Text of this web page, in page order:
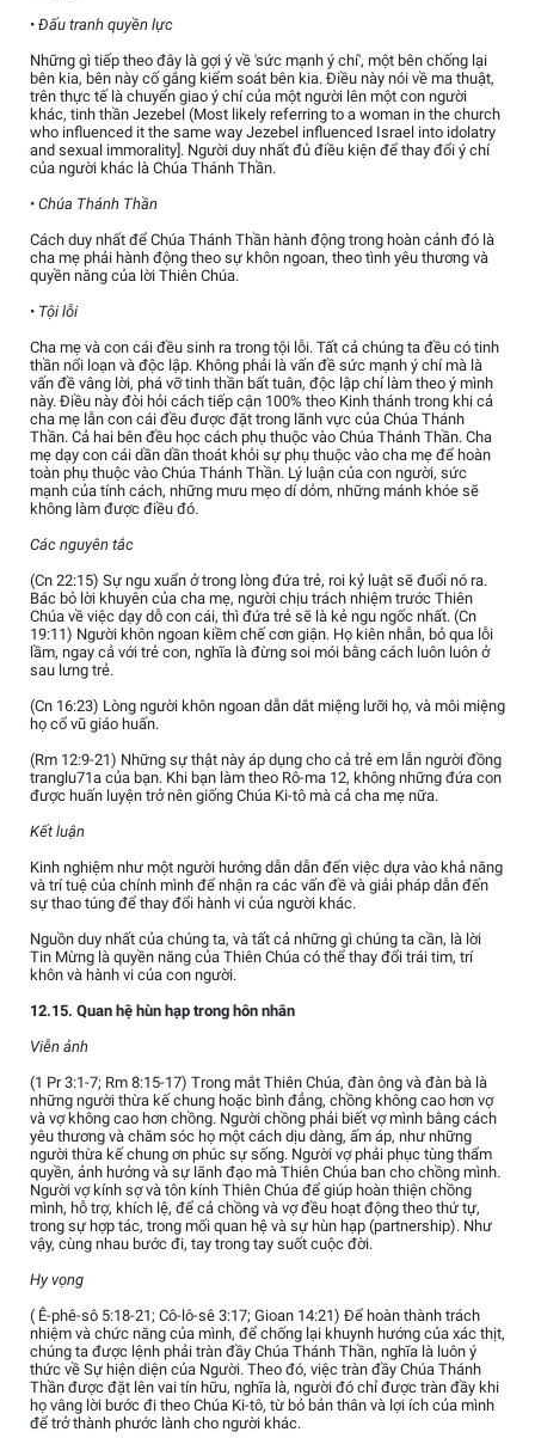
• Đấu tranh quyền lực
Những gì tiếp theo đây là gợi ý về 'sức mạnh ý chí', một bên chống lại
bên kia, bên này cố gắng kiểm soát bên kia. Điều này nói về ma thuật,
trên thực tế là chuyển giao ý chí của một người lên một con người
khác, tinh thần Jezebel (Most likely referring to a woman in the church
who influenced it the same way Jezebel influenced Israel into idolatry
and sexual immorality]. Người duy nhất đủ điều kiện để thay đổi ý chí
của người khác là Chúa Thánh Thần.
• Chúa Thánh Thần
Cách duy nhất để Chúa Thánh Thần hành động trong hoàn cảnh đó là
cha mẹ phải hành động theo sự khôn ngoan, theo tình yêu thương và
quyền năng của lời Thiên Chúa.
• Tội lỗi
Cha mẹ và con cái đều sinh ra trong tội lỗi. Tất cả chúng ta đều có tinh
thần nổi loạn và độc lập. Không phải là vấn đề sức mạnh ý chí mà là
vấn đề vâng lời, phá vỡ tinh thần bất tuân, độc lập chỉ làm theo ý mình
này. Điều này đòi hỏi cách tiếp cận 100% theo Kinh thánh trong khi cả
cha mẹ lẫn con cái đều được đặt trong lãnh vực của Chúa Thánh
Thần. Cả hai bên đều học cách phụ thuộc vào Chúa Thánh Thần. Cha
mẹ dạy con cái dần dần thoát khỏi sự phụ thuộc vào cha mẹ để hoàn
toàn phụ thuộc vào Chúa Thánh Thần. Lý luận của con người, sức
mạnh của tính cách, những mưu mẹo dí dỏm, những mánh khóe sẽ
không làm được điều đó.
Các nguyên tắc
(Cn 22:15) Sự ngu xuẩn ở trong lòng đứa trẻ, roi kỷ luật sẽ đuổi nó ra.
Bác bỏ lời khuyên của cha mẹ, người chịu trách nhiệm trước Thiên
Chúa về việc dạy dỗ con cái, thì đứa trẻ sẽ là kẻ ngu ngốc nhất. (Cn
19:11) Người khôn ngoan kiềm chế cơn giận. Họ kiên nhẫn, bỏ qua lỗi
lầm, ngay cả với trẻ con, nghĩa là đừng soi mói bằng cách luôn luôn ở
sau lưng trẻ.
(Cn 16:23) Lòng người khôn ngoan dẫn dắt miệng lưỡi họ, và môi miệng
họ cổ vũ giáo huấn.
(Rm 12:9-21) Những sự thật này áp dụng cho cả trẻ em lẫn người đồng
tranglu71a của bạn. Khi bạn làm theo Rô-ma 12, không những đứa con
được huấn luyện trở nên giống Chúa Ki-tô mà cả cha mẹ nữa.
Kết luận
Kinh nghiệm như một người hướng dẫn dẫn đến việc dựa vào khả năng
và trí tuệ của chính mình để nhận ra các vấn đề và giải pháp dẫn đến
sự thao túng để thay đổi hành vi của người khác.
Nguồn duy nhất của chúng ta, và tất cả những gì chúng ta cần, là lời
Tin Mừng là quyền năng của Thiên Chúa có thể thay đổi trái tim, trí
khôn và hành vi của con người.
12.15. Quan hệ hùn hạp trong hôn nhân
Viễn ảnh
(1 Pr 3:1-7; Rm 8:15-17) Trong mắt Thiên Chúa, đàn ông và đàn bà là
những người thừa kế chung hoặc bình đẳng, chồng không cao hơn vợ
và vợ không cao hơn chồng. Người chồng phải biết vợ mình bằng cách
yêu thương và chăm sóc họ một cách dịu dàng, ấm áp, như những
người thừa kế chung ơn phúc sự sống. Người vợ phải phục tùng thẩm
quyền, ảnh hưởng và sự lãnh đạo mà Thiên Chúa ban cho chồng mình.
Người vợ kính sợ và tôn kính Thiên Chúa để giúp hoàn thiện chồng
mình, hỗ trợ, khích lệ, để cả chồng và vợ đều hoạt động theo thứ tự,
trong sự hợp tác, trong mối quan hệ và sự hùn hạp (partnership). Như
vậy, cùng nhau bước đi, tay trong tay suốt cuộc đời.
Hy vọng
( Ê-phê-sô 5:18-21; Cô-lô-sê 3:17; Gioan 14:21) Để hoàn thành trách
nhiệm và chức năng của mình, để chống lại khuynh hướng của xác thịt,
chúng ta được lệnh phải tràn đầy Chúa Thánh Thần, nghĩa là luôn ý
thức về Sự hiện diện của Người. Theo đó, việc tràn đầy Chúa Thánh
Thần được đặt lên vai tín hữu, nghĩa là, người đó chỉ được tràn đầy khi
họ vâng lời bước đi theo Chúa Ki-tô, từ bỏ bản thân và lợi ích của mình
để trở thành phước lành cho người khác.